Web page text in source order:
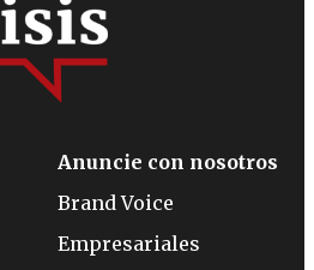
Anuncie con nosotros
Brand Voice
Empresariales